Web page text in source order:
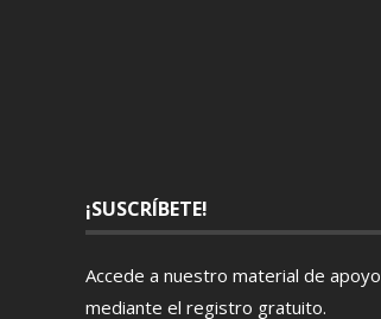
¡SUSCRÍBETE!
Accede a nuestro material de apoyo
mediante el registro gratuito.